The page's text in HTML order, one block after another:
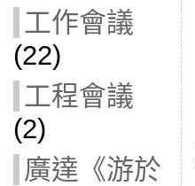
工作會議
(22)
工程會議
(2)
廣達《游於